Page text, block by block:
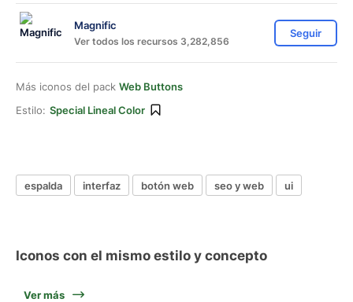
Magnific
Ver todos los recursos 3,282,856
Seguir
Más iconos del pack Web Buttons
Estilo: Special Lineal Color
espalda interfaz botón web seo y web ui
Iconos con el mismo estilo y concepto
Ver más